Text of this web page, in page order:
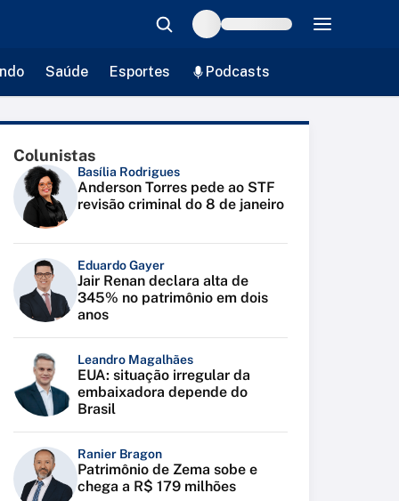
Saúde Esportes Podcasts
Colunistas
Basília Rodrigues
Anderson Torres pede ao STF
revisão criminal do 8 de janeiro
Eduardo Gayer
Jair Renan declara alta de
345% no patrimônio em dois
anos
Leandro Magalhães
EUA: situação irregular da
embaixadora depende do
Brasil
Ranier Bragon
Patrimônio de Zema sobe e
chega a R$ 179 milhões